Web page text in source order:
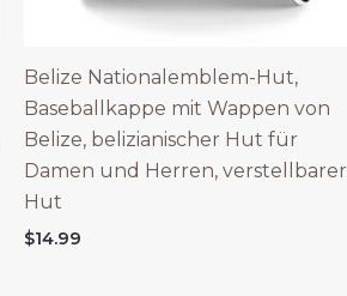
Belize Nationalemblem-Hut,
Baseballkappe mit Wappen von
Belize, belizianischer Hut für
Damen und Herren, verstellbarer
Hut
$14.99